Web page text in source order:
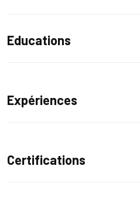
Educations
Expériences
Certifications